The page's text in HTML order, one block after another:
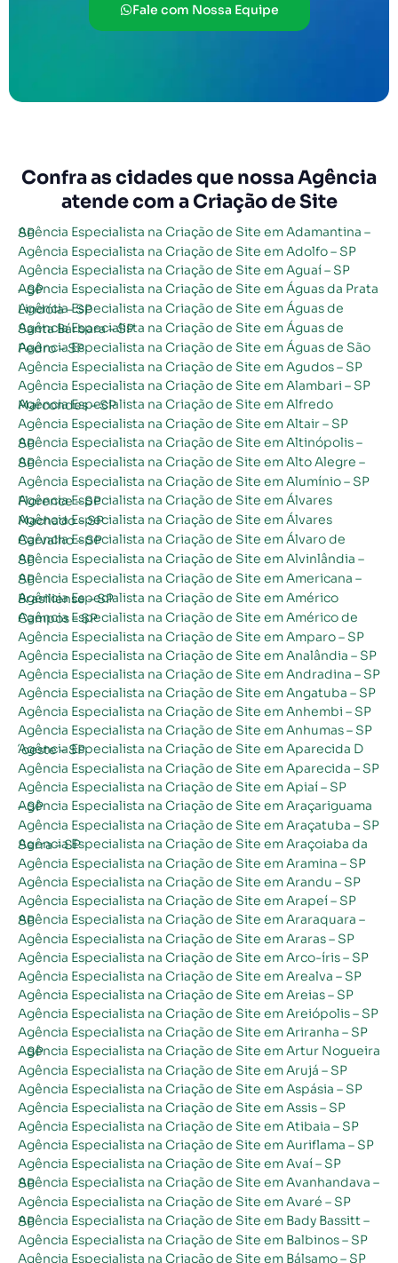
Fale com Nossa Equipe
Confra as cidades que nossa Agência
atende com a Criação de Site
Agência Especialista na Criação de Site em Adamantina – SP
Agência Especialista na Criação de Site em Adolfo – SP
Agência Especialista na Criação de Site em Aguaí – SP
Agência Especialista na Criação de Site em Águas da Prata – SP
Agência Especialista na Criação de Site em Águas de Lindóia – SP
Agência Especialista na Criação de Site em Águas de Santa Bárbara – SP
Agência Especialista na Criação de Site em Águas de São Pedro – SP
Agência Especialista na Criação de Site em Agudos – SP
Agência Especialista na Criação de Site em Alambari – SP
Agência Especialista na Criação de Site em Alfredo Marcondes – SP
Agência Especialista na Criação de Site em Altair – SP
Agência Especialista na Criação de Site em Altinópolis – SP
Agência Especialista na Criação de Site em Alto Alegre – SP
Agência Especialista na Criação de Site em Alumínio – SP
Agência Especialista na Criação de Site em Álvares Florence – SP
Agência Especialista na Criação de Site em Álvares Machado – SP
Agência Especialista na Criação de Site em Álvaro de Carvalho – SP
Agência Especialista na Criação de Site em Alvinlândia – SP
Agência Especialista na Criação de Site em Americana – SP
Agência Especialista na Criação de Site em Américo Brasiliense – SP
Agência Especialista na Criação de Site em Américo de Campos – SP
Agência Especialista na Criação de Site em Amparo – SP
Agência Especialista na Criação de Site em Analândia – SP
Agência Especialista na Criação de Site em Andradina – SP
Agência Especialista na Criação de Site em Angatuba – SP
Agência Especialista na Criação de Site em Anhembi – SP
Agência Especialista na Criação de Site em Anhumas – SP
Agência Especialista na Criação de Site em Aparecida D´oeste – SP
Agência Especialista na Criação de Site em Aparecida – SP
Agência Especialista na Criação de Site em Apiaí – SP
Agência Especialista na Criação de Site em Araçariguama – SP
Agência Especialista na Criação de Site em Araçatuba – SP
Agência Especialista na Criação de Site em Araçoiaba da Serra – SP
Agência Especialista na Criação de Site em Aramina – SP
Agência Especialista na Criação de Site em Arandu – SP
Agência Especialista na Criação de Site em Arapeí – SP
Agência Especialista na Criação de Site em Araraquara – SP
Agência Especialista na Criação de Site em Araras – SP
Agência Especialista na Criação de Site em Arco-íris – SP
Agência Especialista na Criação de Site em Arealva – SP
Agência Especialista na Criação de Site em Areias – SP
Agência Especialista na Criação de Site em Areiópolis – SP
Agência Especialista na Criação de Site em Ariranha – SP
Agência Especialista na Criação de Site em Artur Nogueira – SP
Agência Especialista na Criação de Site em Arujá – SP
Agência Especialista na Criação de Site em Aspásia – SP
Agência Especialista na Criação de Site em Assis – SP
Agência Especialista na Criação de Site em Atibaia – SP
Agência Especialista na Criação de Site em Auriflama – SP
Agência Especialista na Criação de Site em Avaí – SP
Agência Especialista na Criação de Site em Avanhandava – SP
Agência Especialista na Criação de Site em Avaré – SP
Agência Especialista na Criação de Site em Bady Bassitt – SP
Agência Especialista na Criação de Site em Balbinos – SP
Agência Especialista na Criação de Site em Bálsamo – SP